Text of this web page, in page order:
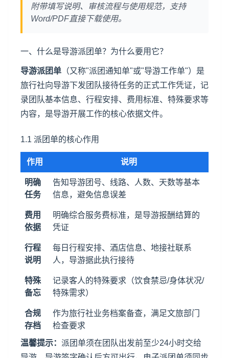
附带填写说明、审核流程与使用规范，支持
Word/PDF直接下载使用。
一、什么是导游派团单？为什么要用它？
导游派团单 （又称"派团通知单"或"导游工作单"）是
旅行社向导游下发团队接待任务的正式工作凭证，记
录团队基本信息、行程安排、费用标准、特殊要求等
内容，是导游开展工作的核心依据文件。
1.1 派团单的核心作用
作用 说明
明确
任务
告知导游团号、线路、人数、天数等基本
信息，避免信息误差
费用
依据
明确综合服务费标准，是导游报酬结算的
凭证
行程
说明
每日行程安排、酒店信息、 地接社联系
人，导游据此执行接待
特殊
备忘
记录客人的特殊要求（饮食禁忌/身体状况/
特殊需求）
合规
存档
作为旅行社业务档案备查，满足文旅部门
检查要求
温馨提示： 派团单须在团队出发前至少24小时交给